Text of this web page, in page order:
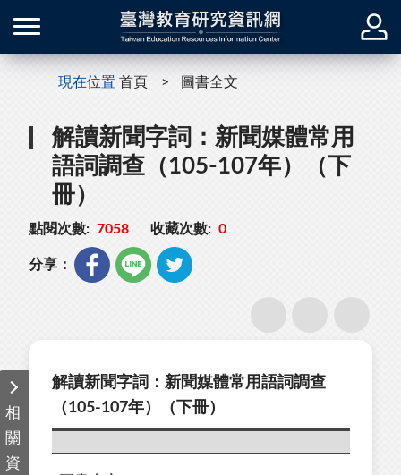
現在位置 首頁 圖書全文
解讀新聞字詞：新聞媒體常用
語詞調查（105-107年）（下
冊）
點閱次數: 7058 收藏次數: 0
分享：
相
關
資
解讀新聞字詞：新聞媒體常用語詞調查
（105-107年）（下冊）